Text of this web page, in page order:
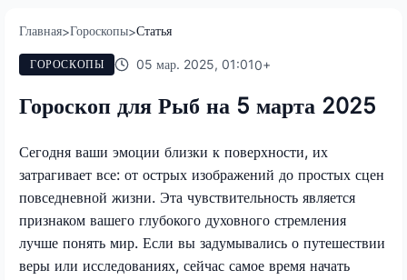
Главная>Гороскопы>Статья
ГОРОСКОПЫ 05 мар. 2025, 01:010+
Гороскоп для Рыб на 5 марта 2025
Сегодня ваши эмоции близки к поверхности, их
затрагивает все: от острых изображений до простых сцен
повседневной жизни. Эта чувствительность является
признаком вашего глубокого духовного стремления
лучше понять мир. Если вы задумывались о путешествии
веры или исследованиях, сейчас самое время начать